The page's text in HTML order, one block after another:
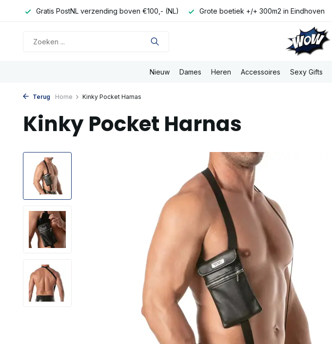
Gratis PostNL verzending boven €100,- (NL) Grote boetiek +/+ 300m2 in Eindhoven
Nieuw Dames Heren Accessoires Sexy Gifts
Terug Home Kinky Pocket Harnas
Kinky Pocket Harnas